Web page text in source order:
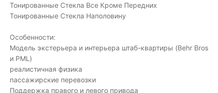
Тонированные Стекла Все Кроме Передних
Тонированные Стекла Наполовину
Особенности:
Модель экстерьера и интерьера штаб-квартиры (Behr Bros
и PML)
реалистичная физика
пассажирские перевозки
Поддержка правого и левого привода